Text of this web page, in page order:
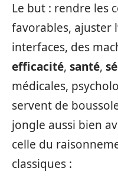
Le but : rendre les
favorables, ajuster
interfaces, des
efficacité, santé,
médicales,
servent de
jongle aussi bien
celle du
classiques :